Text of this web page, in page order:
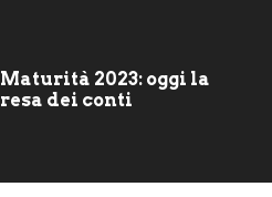
Maturità 2023: oggi la
resa dei conti